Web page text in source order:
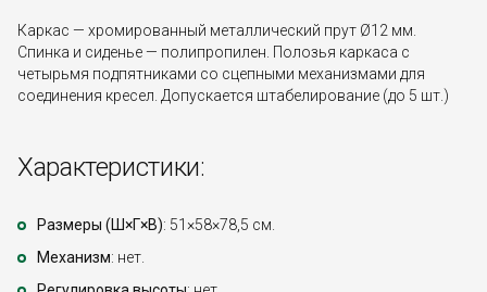
Каркас — хромированный металлический прут Ø12 мм.
Спинка и сиденье — полипропилен. Полозья каркаса с
четырьмя подпятниками со сцепными механизмами для
соединения кресел. Допускается штабелирование (до 5 шт.)
Характеристики:
Размеры (Ш×Г×В): 51×58×78,5 см.
Механизм: нет.